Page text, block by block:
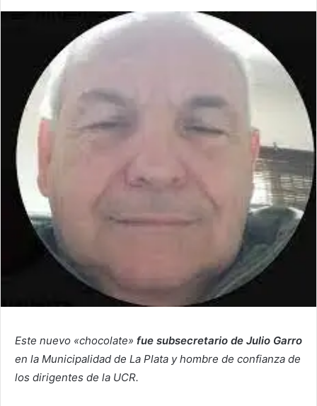
Este nuevo «chocolate» fue subsecretario de Julio Garro
en la Municipalidad de La Plata y hombre de confianza de
los dirigentes de la UCR.